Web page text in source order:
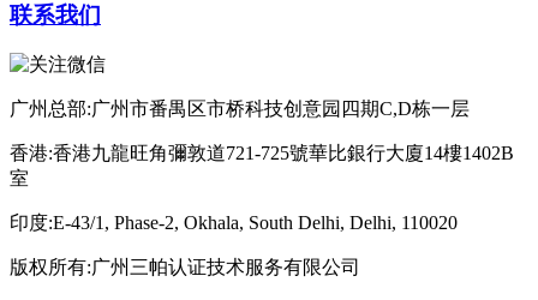
联系我们
广州总部:广州市番禺区市桥科技创意园四期C,D栋一层
香港:香港九龍旺角彌敦道721-725號華比銀行大廈14樓1402B
室
印度:E-43/1, Phase-2, Okhala, South Delhi, Delhi, 110020
版权所有:广州三帕认证技术服务有限公司